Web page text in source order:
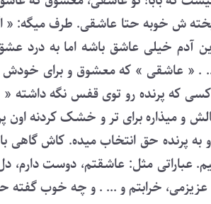
ش خوبه حتا عاشقی. طرف میگه: «
آدم خیلی عاشق باشه اما به درد
. « عاشقی » که معشوق و برای
که پرنده رو توی قفس نگه داشته
و میذاره برای تر و خشک کردنه
و به پرنده حق انتخاب میده. کاش گاهی
عباراتی مثل: عاشقتم، دوست دارم،
عزیزمی، خرابتم و ... . و چه خوب گفته